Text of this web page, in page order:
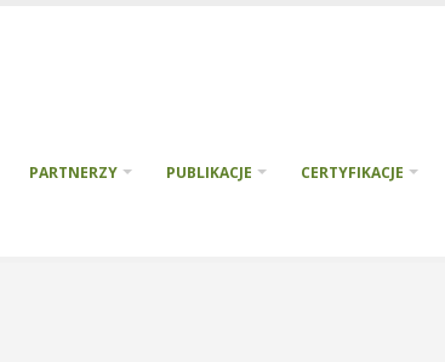
PARTNERZY PUBLIKACJE CERTYFIKACJE